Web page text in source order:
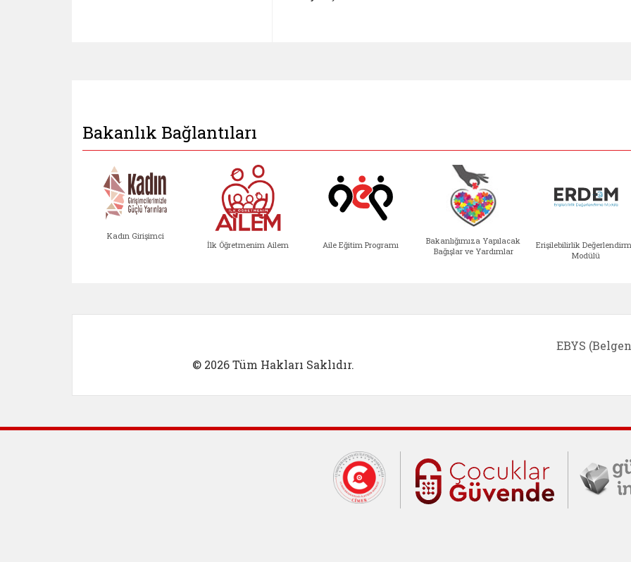
Bakanlık Bağlantıları
Kadın Girişimci
İlk Öğretmenim Ailem Aile Eğitim Programı
Bakanlığımıza Yapılacak
Bağışlar ve Yardımlar
Erişilebilirlik
Modülü
© 2026 Tüm Hakları Saklıdır.
EBYS
Cumhurbaşkanlığı İletişim Merkezi
Çocuklar